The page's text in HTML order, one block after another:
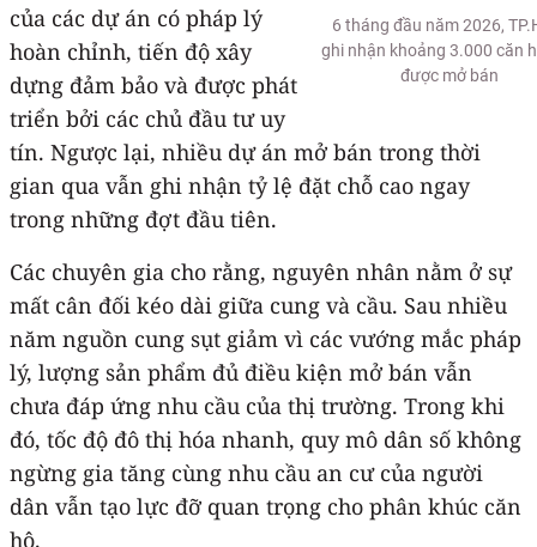
6 tháng đầu năm 2026,
ghi nhận khoảng 3.000 căn
được mở bán
của các dự án có pháp lý
hoàn chỉnh, tiến độ xây
dựng đảm bảo và được phát
triển bởi các chủ đầu tư uy
tín. Ngược lại, nhiều dự án mở bán trong thời
gian qua vẫn ghi nhận tỷ lệ đặt chỗ cao ngay
trong những đợt đầu tiên.
Các chuyên gia cho rằng, nguyên nhân nằm ở sự
mất cân đối kéo dài giữa cung và cầu. Sau nhiều
năm nguồn cung sụt giảm vì các vướng mắc pháp
lý, lượng sản phẩm đủ điều kiện mở bán vẫn
chưa đáp ứng nhu cầu của thị trường. Trong khi
đó, tốc độ đô thị hóa nhanh, quy mô dân số không
ngừng gia tăng cùng nhu cầu an cư của người
dân vẫn tạo lực đỡ quan trọng cho phân khúc căn
hộ.